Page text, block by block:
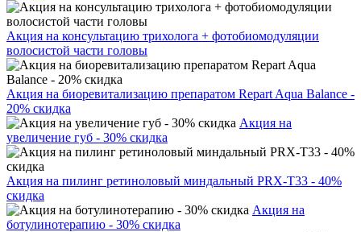
Акция на консультацию трихолога + фотобиомодуляции
волосистой части головы
Акция на биоревитализацию препаратом Repart Aqua Balance -
20% скидка
Акция на
увеличение губ - 30% скидка
Акция на пилинг ретиноловый миндальный PRX-T33 - 40%
скидка
Акция на
ботулинотерапию - 30% скидка